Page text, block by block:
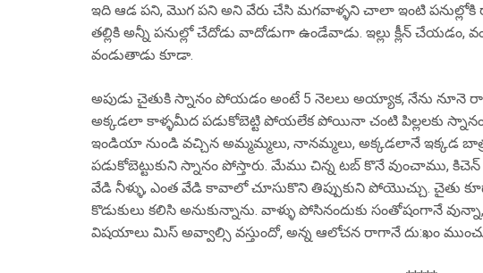
ఇది ఆడ పని, మొగ పని అని వేరు చేసి మగవాళ్ళని చాలా ఇంటి పనుల్లోకి
తల్లికి అన్నీ పనుల్లో చేదోడు వాదోడుగా ఉండేవాడు. ఇల్లు క్లీన్
వండుతాడు కూడా.
అపుడు చైతుకి స్నానం పోయడం అంటే 5 నెలలు అయ్యాక, నేను నూనె
అక్కడలా కాళ్ళమీద పడుకోబెట్టి పోయలేక పోయినా చంటి పిల్లలకు
ఇండియా నుండి వచ్చిన అమ్మమ్మలు, నానమ్మలు, అక్కడలానే ఇక్కడ
పడుకోబెట్టుకుని స్నానం పోస్తారు. మేము చిన్న టబ్ కొనే వుంచాము,
వేడి నీళ్ళు, ఎంత వేడి కావాలో చూసుకొని తిప్పుకుని పోయొచ్చు.
కొడుకులు కలిసి అనుకున్నాను. వాళ్ళు పోసినందుకు సంతోషంగానే
విషయాలు మిస్ అవ్వాల్సి వస్తుందో, అన్న ఆలోచన రాగానే దు:ఖం